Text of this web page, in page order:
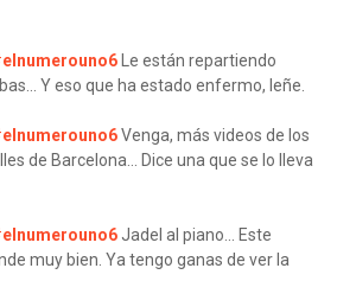
elnumerouno6 Le están repartiendo
Y eso que ha estado enfermo, leñe.
elnumerouno6Venga, más videos de los
de Barcelona... Dice una que se lo lleva
elnumerouno6Jadel al piano... Este
muy bien. Ya tengo ganas de ver la